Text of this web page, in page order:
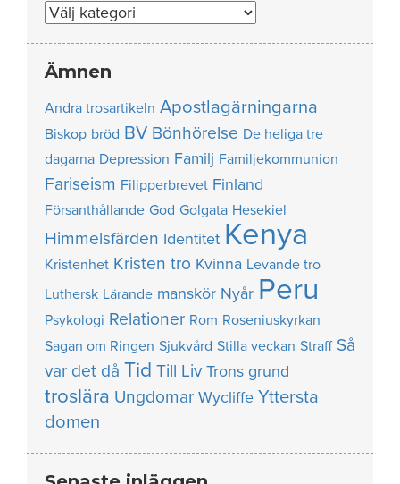
Nummer
Ämnen
Andra trosartikeln Apostlagärningarna
Biskop bröd BV Bönhörelse De heliga tre
dagarna Depression Familj Familjekommunion
Fariseism Filipperbrevet Finland
Försanthållande God Golgata Hesekiel
Himmelsfärden Identitet Kenya
Kristenhet Kristen tro Kvinna Levande tro
Luthersk Lärande manskör Nyår Peru
Psykologi Relationer Rom Roseniuskyrkan
Sagan om Ringen Sjukvård Stilla veckan Straff Så
var det då Tid Till Liv Trons grund
troslära Ungdomar Wycliffe Yttersta
domen